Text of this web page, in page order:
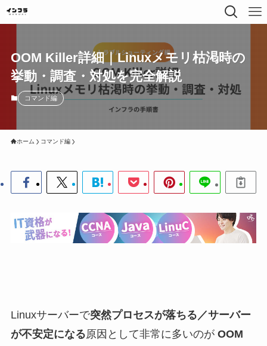
OOM Killer詳細｜Linuxメモリ枯渇時の
挙動・調査・対処を完全解説
コマンド編
ホーム コマンド編
Linuxサーバーで突然プロセスが落ちる／サーバー
が不安定になる原因として非常に多いのが OOM